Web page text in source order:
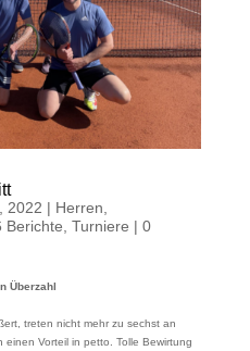
2022 | Herren,
Berichte, Turniere | 0
Überzahl
treten nicht mehr zu sechst an
Vorteil in petto. Tolle Bewirtung